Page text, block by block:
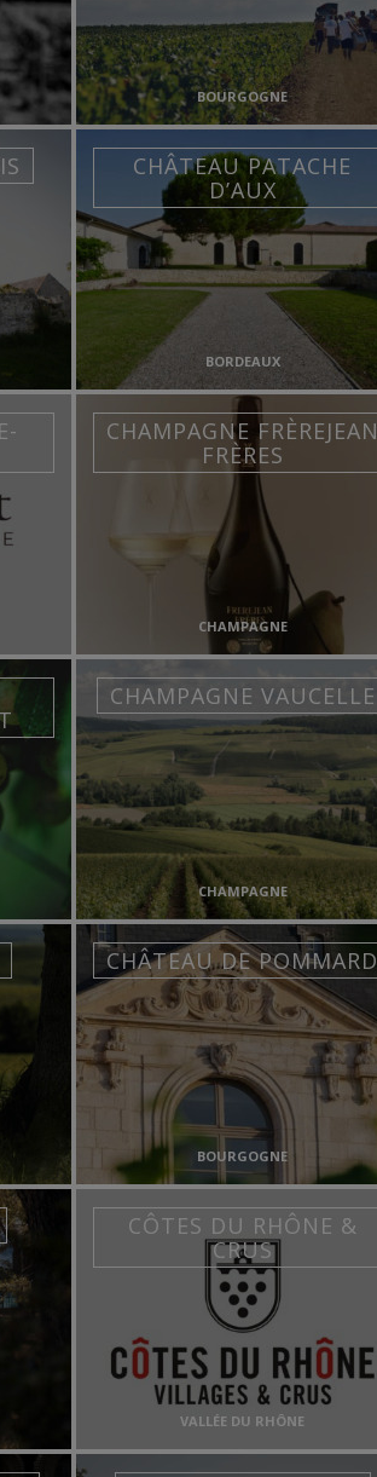
BOURGOGNE
CHÂTEAU PATACHE
D’AUX
BORDEAUX
CHAMPAGNE FRÈREJEAN
FRÈRES
CHAMPAGNE
CHAMPAGNE VAUCELLE
CHAMPAGNE
CHÂTEAU DE POMMARD
BOURGOGNE
CÔTES DU RHÔNE &
CRUS
VALLÉE DU RHÔNE